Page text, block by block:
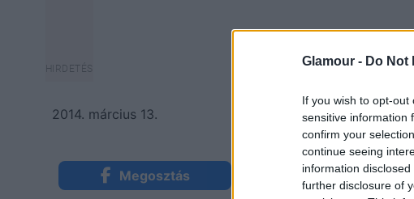
Glamour - Do Not
If you wish to opt-
sensitive information
confirm your
continue seeing
information
further disclosure of
2014. március 13.
Megosztás Küldés Messengeren